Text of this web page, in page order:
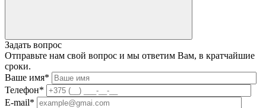
Задать вопрос
Отправьте нам свой вопрос и мы ответим Вам, в кратчайшие
сроки.
Ваше имя*
Телефон*
E-mail*